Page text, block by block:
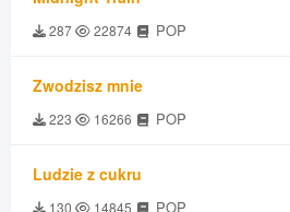
287 22874 POP
Zwodzisz mnie
223 16266 POP
Ludzie z cukru
130 14845 POP